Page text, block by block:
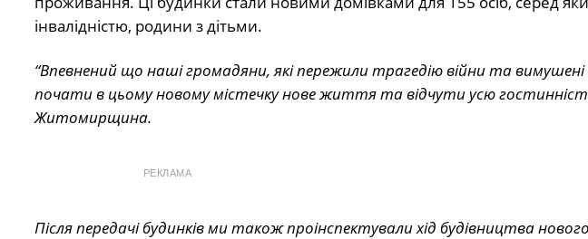
інвалідністю, родини з дітьми.
“Впевнений що наші громадяни, які пережили трагедію війни та
почати в цьому новому містечку нове життя та відчути усю
Житомирщина.
РЕКЛАМА
Після передачі будинків ми також проінспектували хід будівництва